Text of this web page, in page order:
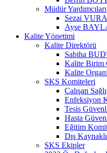
Müdür Yardımcıları
Sezai
Ayşe
Kalite Yönetimi
Kalite Direktörü
Sabiha
Kalite Birim
Kalite
SKS Komiteleri
Çalışan
Enfeksiyon
Tesis
Hasta
Eğitim
Dış
SKS Ekipler